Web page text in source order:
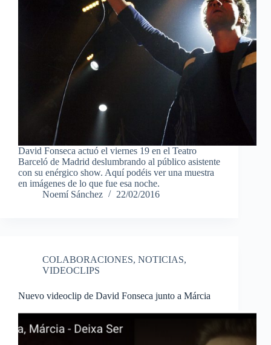
David Fonseca actuó el viernes 19 en el Teatro
Barceló de Madrid deslumbrando al público asistente
con su enérgico show. Aquí podéis ver una muestra
en imágenes de lo que fue esa noche.
Noemí Sánchez
22/02/2016
COLABORACIONES, NOTICIAS,
VIDEOCLIPS
Nuevo videoclip de David Fonseca junto a Márcia